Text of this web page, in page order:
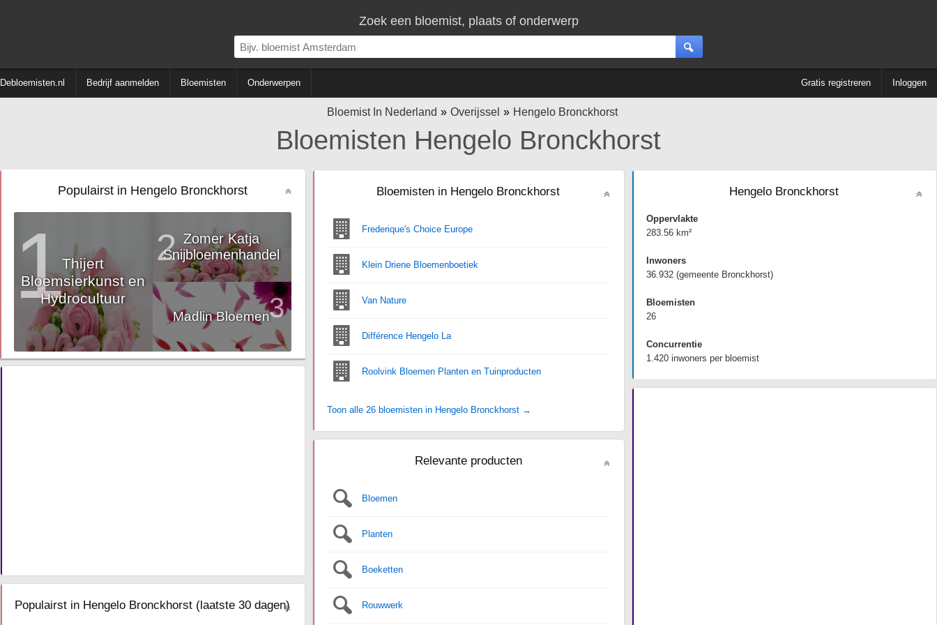
Zoek een bloemist, plaats of onderwerp
Debloemisten.nl Bedrijf aanmelden Bloemisten Onderwerpen Gratis registreren Inloggen
Bloemist In Nederland Overijssel Hengelo Bronckhorst
Bloemisten Hengelo Bronckhorst
Populairst in Hengelo Bronckhorst
1Thijert
Bloemsierkunst en
Hydrocultuur
2 Zomer Katja
Snijbloemenhandel
3
Madlin Bloemen
Populairst in Hengelo Bronckhorst (laatste 30 dagen)
Bloemisten in Hengelo Bronckhorst
Frederique's Choice Europe
Klein Driene Bloemenboetiek
Van Nature
Différence Hengelo La
Roolvink Bloemen Planten en Tuinproducten
Toon alle 26 bloemisten in Hengelo Bronckhorst →
Relevante producten
Bloemen
Planten
Boeketten
Rouwwerk
Hengelo Bronckhorst
Oppervlakte
283.56 km²
Inwoners
36.932 (gemeente Bronckhorst)
Bloemisten
26
Concurrentie
1.420 inwoners per bloemist